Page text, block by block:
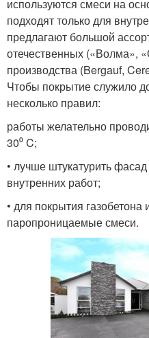
используются смеси на
подходят только для
предлагают большой
отечественных («Волма»,
производства (Bergauf,
Чтобы покрытие служило
несколько правил:
работы желательно
30⁰ C;
• лучше штукатурить
внутренних работ;
• для покрытия газобетона
паропроницаемые смеси.